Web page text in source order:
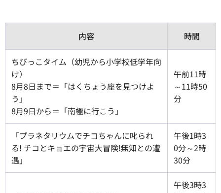
内容 時間
ちびっこタイム（幼児から小学校低学年向
け）
8月8日まで＝「はくちょう座を見つけよ
う」
8月9日から＝「南極に行こう」
午前11時
～11時50
分
「プラネタリウムでチコちゃんに叱られ
る! チコとキョエの宇宙大冒険!無知との遭
遇」
午後1時3
0分～2時
30分
午後3時3